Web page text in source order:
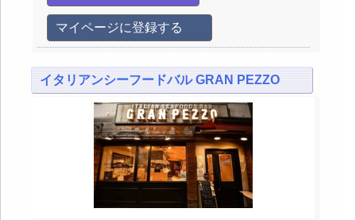
マイページに登録する
イタリアンシーフードバル GRAN PEZZO